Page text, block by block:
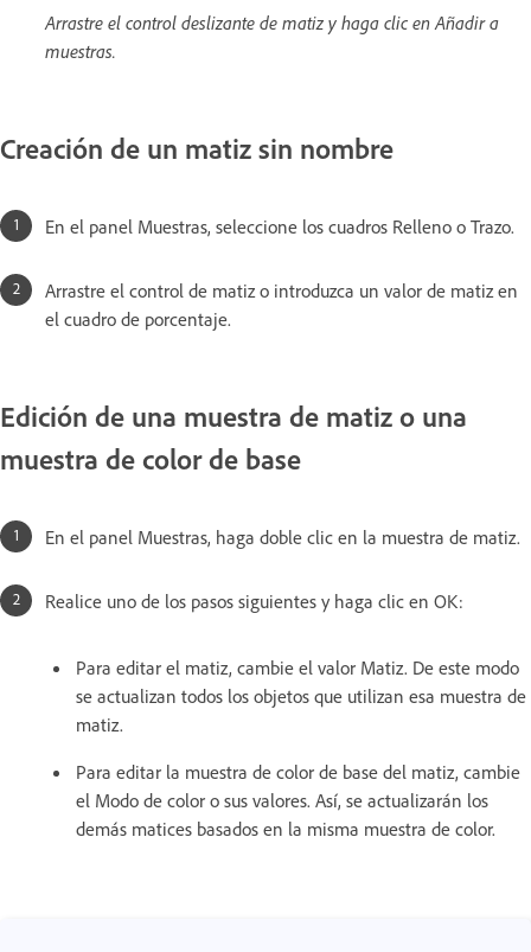
Arrastre el control deslizante de matiz y haga clic en Añadir a
muestras.
Creación de un matiz sin nombre
En el panel Muestras, seleccione los cuadros Relleno o Trazo.
Arrastre el control de matiz o introduzca un valor de matiz en
el cuadro de porcentaje.
Edición de una muestra de matiz o una
muestra de color de base
En el panel Muestras, haga doble clic en la muestra de matiz.
Realice uno de los pasos siguientes y haga clic en OK:
Para editar el matiz, cambie el valor Matiz. De este modo
se actualizan todos los objetos que utilizan esa muestra de
matiz.
Para editar la muestra de color de base del matiz, cambie
el Modo de color o sus valores. Así, se actualizarán los
demás matices basados en la misma muestra de color.